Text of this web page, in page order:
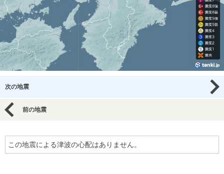
次の地震
前の地震
この地震による津波の心配はありません。